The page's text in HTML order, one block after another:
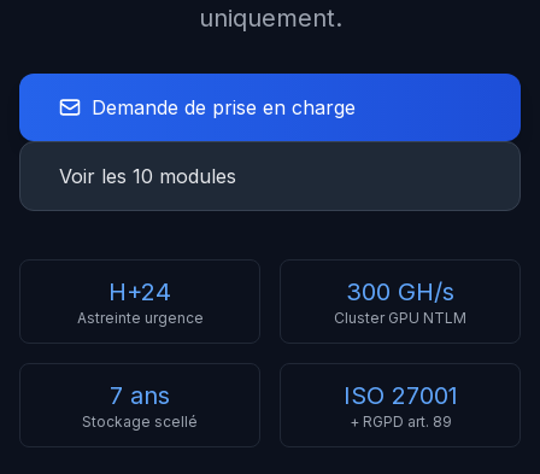
uniquement.
Demande de prise en charge
Voir les 10 modules
H+24
Astreinte urgence
300 GH/s
Cluster GPU NTLM
7 ans
Stockage scellé
ISO 27001
+ RGPD art. 89